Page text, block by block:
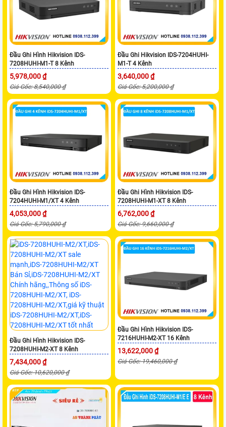
Đầu Ghi Hình Hikvision IDS-
7208HUHI-M1-T 8 Kênh
5,978,000 ₫
Giá Gốc: 8,540,000 ₫
Đầu Ghi Hikvision IDS-7204HUHI-
M1-T 4 Kênh
3,640,000 ₫
Giá Gốc: 5,200,000 ₫
Đầu Ghi Hình Hikvision IDS-
7204HUHI-M1/XT 4 Kênh
4,053,000 ₫
Giá Gốc: 5,790,000 ₫
Đầu Ghi Hình Hikvision IDS-
7208HUHI-M1-XT 8 Kênh
6,762,000 ₫
Giá Gốc: 9,660,000 ₫
Đầu Ghi Hình Hikvision IDS-
7208HUHI-M2-XT 8 Kênh
7,434,000 ₫
Giá Gốc: 10,620,000 ₫
Đầu Ghi Hình Hikvision IDS-
7216HUHI-M2-XT 16 Kênh
13,622,000 ₫
Giá Gốc: 19,460,000 ₫